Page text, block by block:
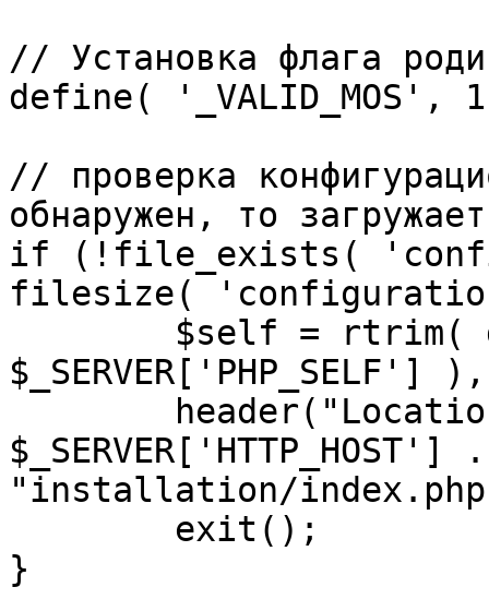
// Установка флага
define( '_VALID_MOS',
// проверка
обнаружен, то
if (!file_exists(
filesize(
"installation/
}